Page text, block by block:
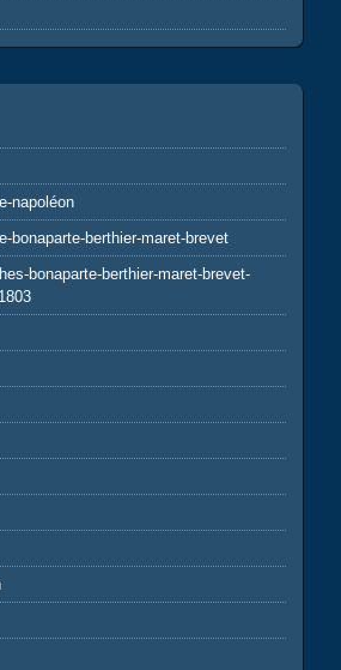
napoléon
bonaparte-berthier-maret-brevet
bonaparte-berthier-maret-brevet-